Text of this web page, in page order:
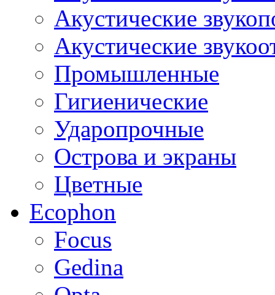
Акустические
Акустические
Промышленные
Гигиенические
Ударопрочные
Острова и экраны
Цветные
Ecophon
Focus
Gedina